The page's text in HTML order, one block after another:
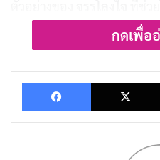
สบายและมีพลังในการก้าวต่
กรุงเทพฯหรือเมืองอื่นๆ ในป
เป็นสิ่งที่ทุกคนสามารถทำไ
ทั้งตัวเองและผู้อื่น
กดเพื่อ
Facebook